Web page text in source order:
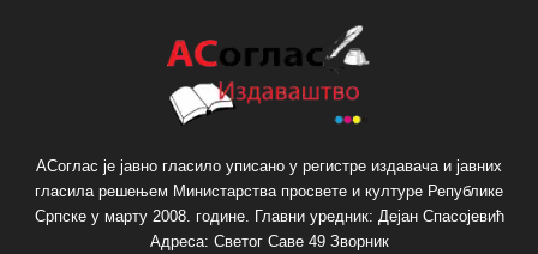
АСоглас је јавно гласило уписано у регистре издавача и јавних
гласила решењем Министарства просвете и културе Републике
Српске у марту 2008. године. Главни уредник: Дејан Спасојевић
Адреса: Светог Саве 49 Зворник